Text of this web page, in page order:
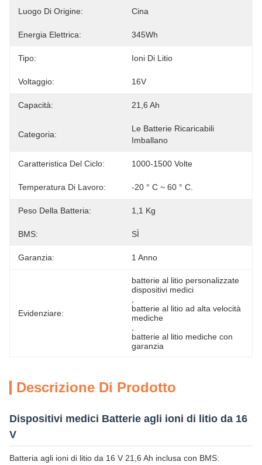
Luogo Di Origine: Cina
Energia Elettrica: 345Wh
Tipo: Ioni Di Litio
Voltaggio: 16V
Capacità: 21,6 Ah
Categoria:
Le Batterie Ricaricabili
Imballano
Caratteristica Del Ciclo: 1000-1500 Volte
Temperatura Di Lavoro: -20 ° C ~ 60 ° C.
Peso Della Batteria: 1,1 Kg
BMS: SÌ
Garanzia: 1 Anno
Evidenziare:
batterie al litio personalizzate
dispositivi medici
batterie al litio ad alta velocità
mediche
batterie al litio mediche con
garanzia
Descrizione Di Prodotto
Dispositivi medici Batterie agli ioni di litio da 16
V
Batteria agli ioni di litio da 16 V 21,6 Ah inclusa con BMS: